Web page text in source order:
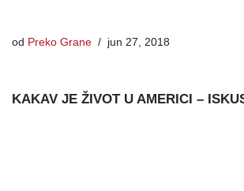
od Preko Grane jun 27, 2018
KAKAV JE ŽIVOT U AMERICI –